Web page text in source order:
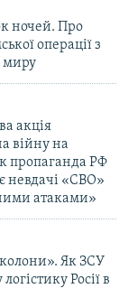
ночей. Про
операції з
миру
акція
війну на
пропаганда РФ
невдачі «СВО»
атаками»
Як ЗСУ
Росії в